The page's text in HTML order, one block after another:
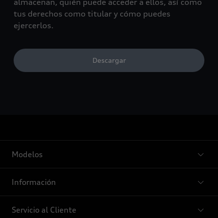
almacenan, quién puede acceder a ellos, así como
tus derechos como titular y cómo puedes
ejercerlos.
Descargar
Modelos
Información
Servicio al Cliente